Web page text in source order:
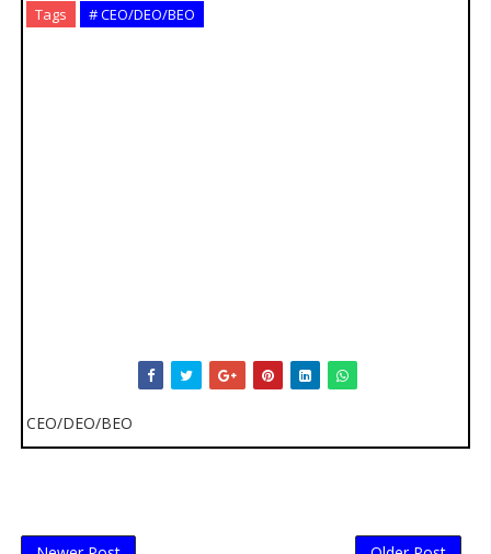
Tags # CEO/DEO/BEO
CEO/DEO/BEO